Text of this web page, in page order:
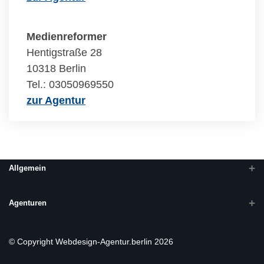
Medienreformer
Hentigstraße 28
10318 Berlin
Tel.: 03050969550
zur Agentur
Allgemein
Agenturen
© Copyright Webdesign-Agentur.berlin 2026